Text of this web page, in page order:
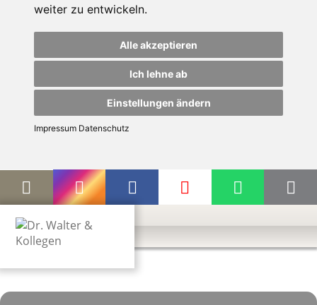
weiter zu entwickeln.
Alle akzeptieren
Ich lehne ab
Einstellungen ändern
Impressum Datenschutz